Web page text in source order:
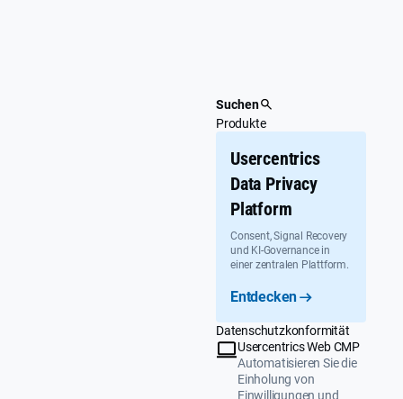
Suchen
Produkte
Usercentrics
Data Privacy
Platform
Consent, Signal Recovery
und KI-Governance in
einer zentralen Plattform.
Entdecken
Datenschutzkonformität
Usercentrics Web CMP
Automatisieren Sie die
Einholung von
Einwilligungen und